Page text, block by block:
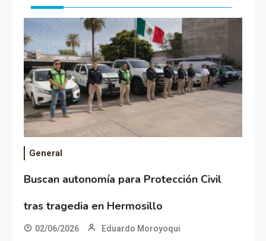
General
Buscan autonomía para Protección Civil
tras tragedia en Hermosillo
02/06/2026 Eduardo Moroyoqui